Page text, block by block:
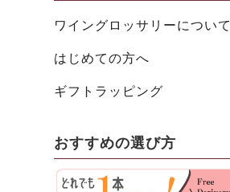
ワイングロッサリーについて
はじめての方へ
ギフトラッピング
おすすめの選び方